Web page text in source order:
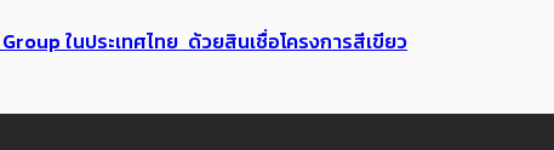
ในประเทศไทย ด้วยสินเชื่อโครงการสีเขียว